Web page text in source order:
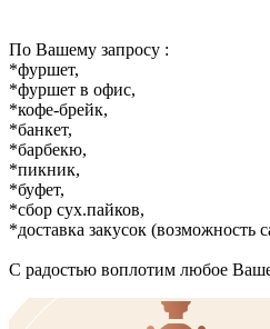
По Вашему запросу :
*фуршет,
*фуршет в офис,
*кофе-брейк,
*банкет,
*барбекю,
*пикник,
*буфет,
*сбор сух.пайков,
*доставка закусок (возможность
С радостью воплотим любое